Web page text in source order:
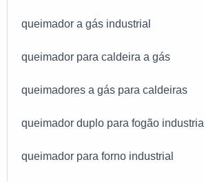
queimador a gás industrial
queimador para caldeira a gás
queimadores a gás para caldeiras
queimador duplo para fogão industrial
queimador para forno industrial